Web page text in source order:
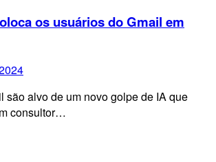
os usuários do Gmail em
são alvo de um novo golpe de IA que
consultor…